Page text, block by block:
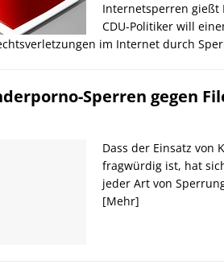
Internetsperren gießt
CDU-Politiker will
im Internet durch
Sperren gegen
Dass der Einsatz von
fragwürdig ist, hat
jeder Art von
[Mehr]